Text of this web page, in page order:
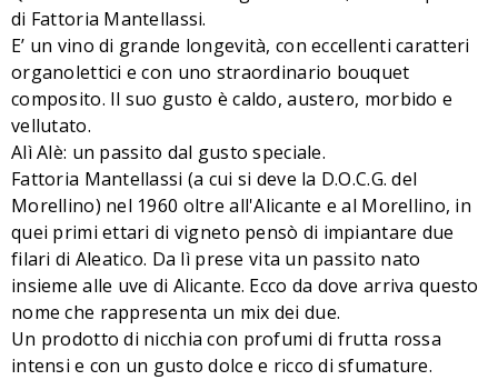
di Fattoria Mantellassi.
E’ un vino di grande longevità, con eccellenti caratteri
organolettici e con uno straordinario bouquet
composito. Il suo gusto è caldo, austero, morbido e
vellutato.
Alì Alè: un passito dal gusto speciale.
Fattoria Mantellassi (a cui si deve la D.O.C.G. del
Morellino) nel 1960 oltre all'Alicante e al Morellino, in
quei primi ettari di vigneto pensò di impiantare due
filari di Aleatico. Da lì prese vita un passito nato
insieme alle uve di Alicante. Ecco da dove arriva questo
nome che rappresenta un mix dei due.
Un prodotto di nicchia con profumi di frutta rossa
intensi e con un gusto dolce e ricco di sfumature.